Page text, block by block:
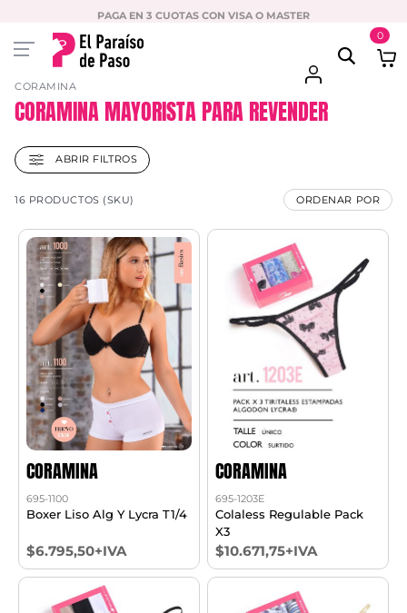
PAGA EN 3 CUOTAS CON VISA O MASTER
0
CORAMINA
CORAMINA MAYORISTA PARA REVENDER
ABRIR FILTROS
16 PRODUCTOS (SKU) ORDENAR POR
CORAMINA
695-1100
Boxer Liso Alg Y Lycra T1/4
$6.795,50+IVA
CORAMINA
695-1203E
Colaless Regulable Pack
X3
$10.671,75+IVA